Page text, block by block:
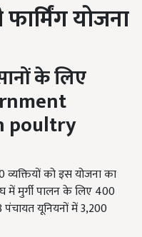
योजना
के लिए
poultry
को इस योजना का
में मुर्गी पालन के लिए 400
पंचायत यूनियनों में 3,200